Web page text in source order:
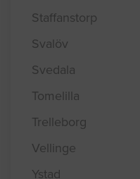
Staffanstorp
Svalöv
Svedala
Tomelilla
Trelleborg
Vellinge
Ystad